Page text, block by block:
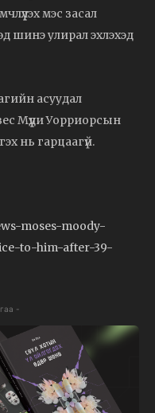
мэс засал
шинэ улирал эхлэхэд
асуудал
Мүүди Уорриорсын
нь гарцаагүй.
moses-moody-
to-him-after-39-
-